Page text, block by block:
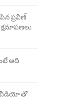
ప్రవీణ్
క్షమాపణలు
అది
వీడియో తో